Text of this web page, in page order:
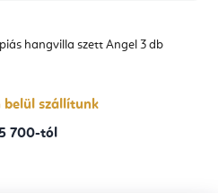
hangvilla szett Angel 3 db
belül szállítunk
700-tól